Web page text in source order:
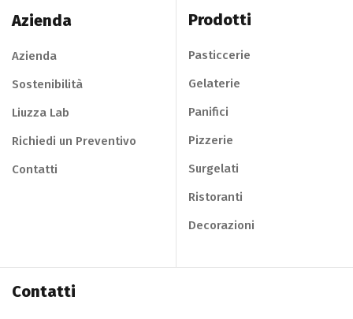
Azienda
Azienda
Sostenibilità
Liuzza Lab
Richiedi un Preventivo
Contatti
Prodotti
Pasticcerie
Gelaterie
Panifici
Pizzerie
Surgelati
Ristoranti
Decorazioni
Contatti